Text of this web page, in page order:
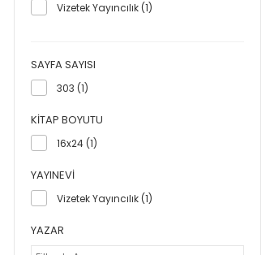
Vizetek Yayıncılık (1)
SAYFA SAYISI
303 (1)
KITAP BOYUTU
16x24 (1)
YAYINEVI
Vizetek Yayıncılık (1)
YAZAR